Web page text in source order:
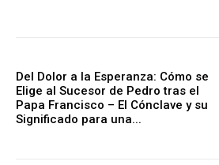
Del Dolor a la Esperanza: Cómo se
Elige al Sucesor de Pedro tras el
Papa Francisco – El Cónclave y su
Significado para una...